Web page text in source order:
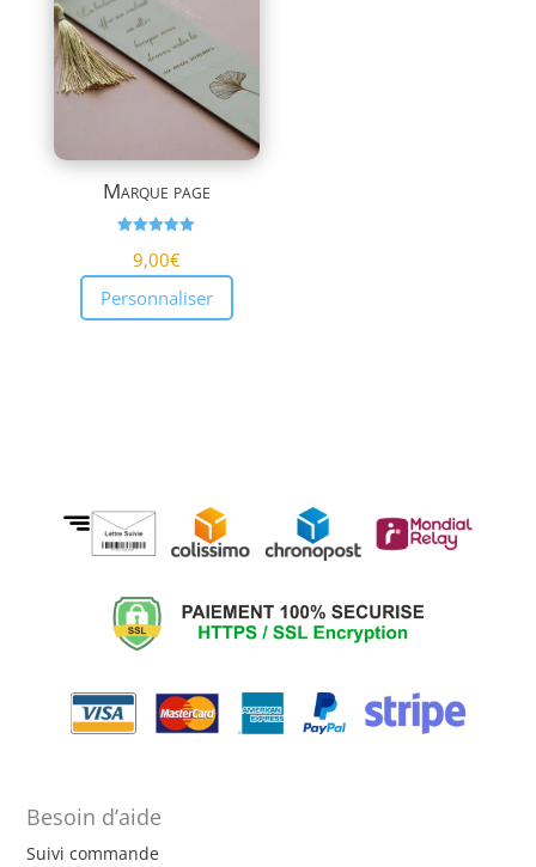
Marque page
5.00
sur 5
9,00€
Personnaliser
Besoin d’aide
Suivi commande